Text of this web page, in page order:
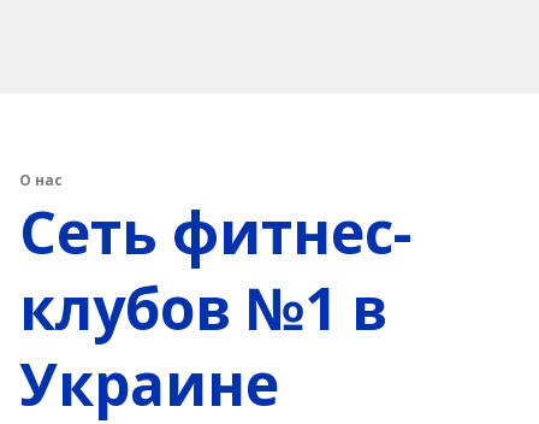
О нас
Сеть фитнес-
клубов №1 в
Украине